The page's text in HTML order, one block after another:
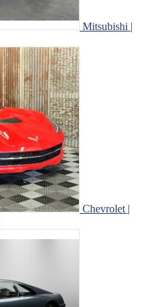
Mitsubishi |
Chevrolet |